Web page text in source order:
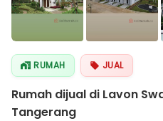
RUMAH JUAL
Rumah dijual di Lavon
Tangerang